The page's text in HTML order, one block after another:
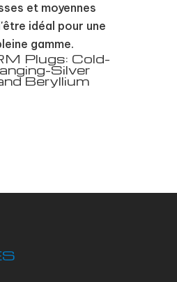
et moyennes
idéal pour une
gamme.
Plugs: Cold-
Silver
Beryllium